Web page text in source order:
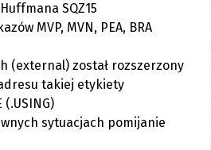
SQZ15
MVP, MVN, PEA, BRA
(external) został rozszerzony
takiej etykiety
sytuacjach pomijanie